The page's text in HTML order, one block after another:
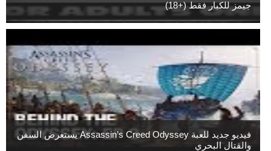
جيمز للكبار فقط (+18)
فيديو جديد للعبة Assassin’s Creed Odyssey يستعرض السفن
والقتال البحري